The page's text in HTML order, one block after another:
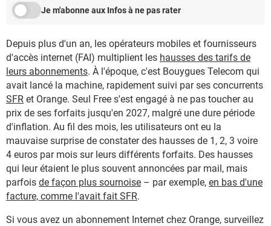
Je m'abonne aux Infos à ne pas rater
Depuis plus d'un an, les opérateurs mobiles et fournisseurs
d'accès internet (FAI) multiplient les hausses des tarifs de
leurs abonnements. À l'époque, c'est Bouygues Telecom qui
avait lancé la machine, rapidement suivi par ses concurrents
SFR et Orange. Seul Free s'est engagé à ne pas toucher au
prix de ses forfaits jusqu'en 2027, malgré une dure période
d'inflation. Au fil des mois, les utilisateurs ont eu la
mauvaise surprise de constater des hausses de 1, 2, 3 voire
4 euros par mois sur leurs différents forfaits. Des hausses
qui leur étaient le plus souvent annoncées par mail, mais
parfois de façon plus sournoise – par exemple, en bas d'une
facture, comme l'avait fait SFR.
Si vous avez un abonnement Internet chez Orange, surveillez